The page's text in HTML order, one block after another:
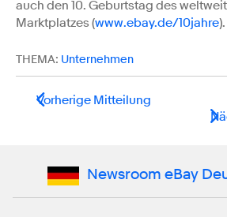
auch den 10. Geburtstag des
Marktplatzes (www.ebay.de/10jahre).
THEMA: Unternehmen
Vorherige Mitteilung
Newsroom eBay